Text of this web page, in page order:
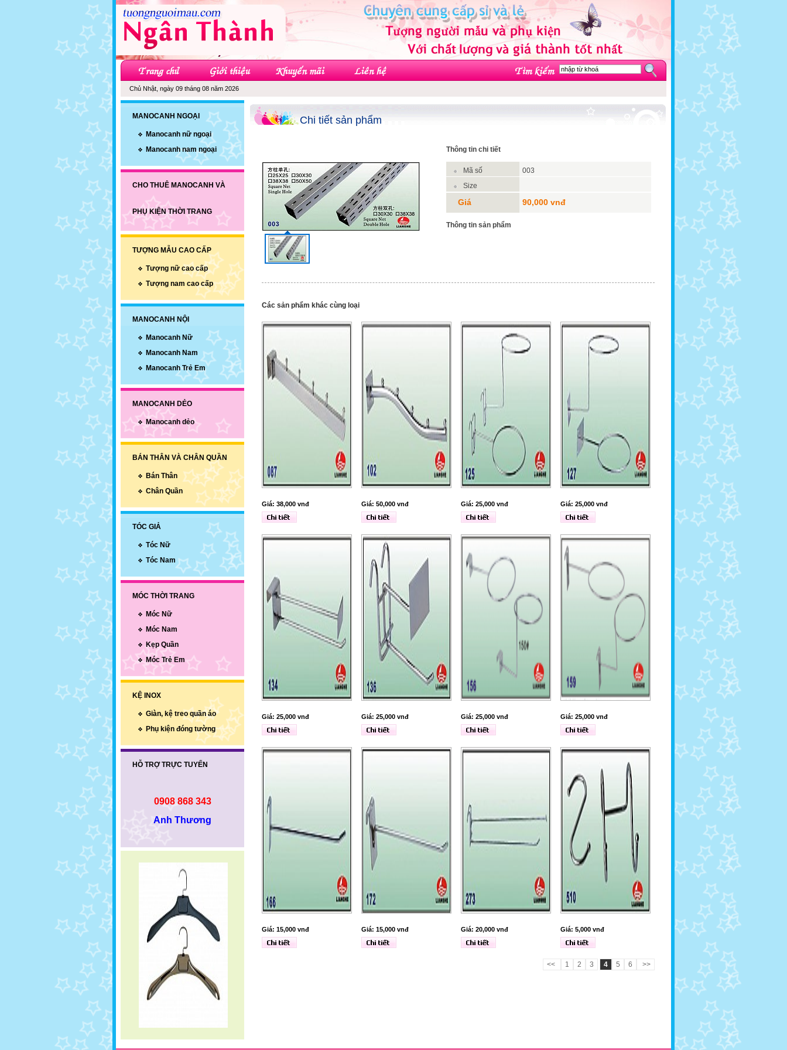
Chủ Nhật, ngày 09 tháng 08 năm 2026
MANOCANH NGOẠI
Manocanh nữ ngoại
Manocanh nam ngoại
CHO THUÊ MANOCANH VÀ
PHỤ KIỆN THỜI TRANG
TƯỢNG MẪU CAO CẤP
Tượng nữ cao cấp
Tượng nam cao cấp
MANOCANH NỘI
Manocanh Nữ
Manocanh Nam
Manocanh Trẻ Em
MANOCANH DẺO
Manocanh dẻo
BÁN THÂN VÀ CHÂN QUẦN
Bán Thân
Chân Quần
TÓC GIẢ
Tóc Nữ
Tóc Nam
MÓC THỜI TRANG
Móc Nữ
Móc Nam
Kẹp Quần
Móc Trẻ Em
KỆ INOX
Giàn, kệ treo quần áo
Phụ kiện đóng tường
HỖ TRỢ TRỰC TUYẾN
0908 868 343
Anh Thương
Chi tiết sản phẩm
Thông tin chi tiết
Mã số
003
Size
Giá 90,000 vnđ
Thông tin sản phẩm
Các sản phẩm khác cùng loại
Giá: 38,000 vnđ Giá: 50,000 vnđ Giá: 25,000 vnđ Giá: 25,000 vnđ
Giá: 25,000 vnđ Giá: 25,000 vnđ Giá: 25,000 vnđ Giá: 25,000 vnđ
Giá: 15,000 vnđ Giá: 15,000 vnđ Giá: 20,000 vnđ Giá: 5,000 vnđ
<< 1 2 3 4 5 6 >>